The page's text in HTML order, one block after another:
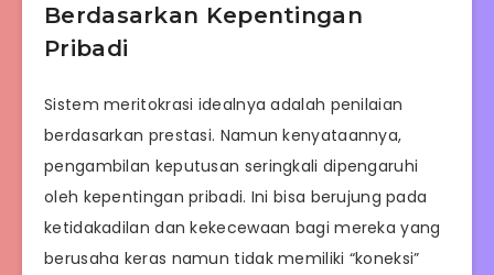
Berdasarkan Kepentingan
Pribadi
Sistem meritokrasi idealnya adalah penilaian
berdasarkan prestasi. Namun kenyataannya,
pengambilan keputusan seringkali dipengaruhi
oleh kepentingan pribadi. Ini bisa berujung pada
ketidakadilan dan kekecewaan bagi mereka yang
berusaha keras namun tidak memiliki “koneksi”